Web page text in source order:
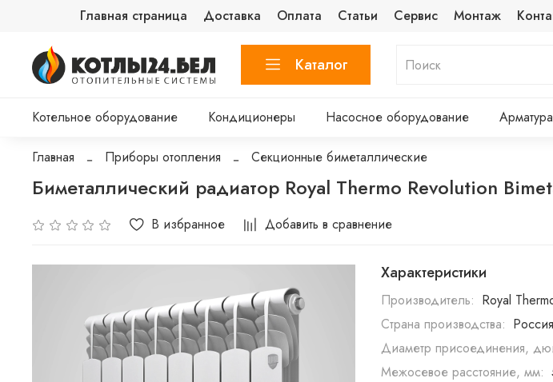
Главная страница Доставка Оплата Статьи Сервис Монтаж
Каталог
Котельное оборудование Кондиционеры Насосное оборудование
Главная Приборы отопления Секционные биметаллические
Биметаллический радиатор Royal Thermo Revolution
В избранное Добавить в сравнение
Характеристики
Производитель: Royal
Страна производства: Россия
Диаметр присоединения,
Межосевое расстояние, мм: